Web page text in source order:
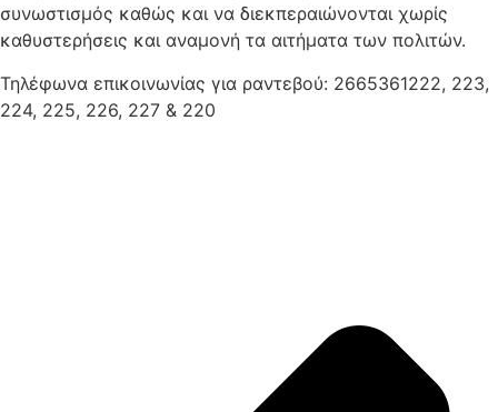
συνωστισμός καθώς και να διεκπεραιώνονται χωρίς
καθυστερήσεις και αναμονή τα αιτήματα των πολιτών.
Τηλέφωνα επικοινωνίας για ραντεβού: 2665361222, 223,
224, 225, 226, 227 & 220